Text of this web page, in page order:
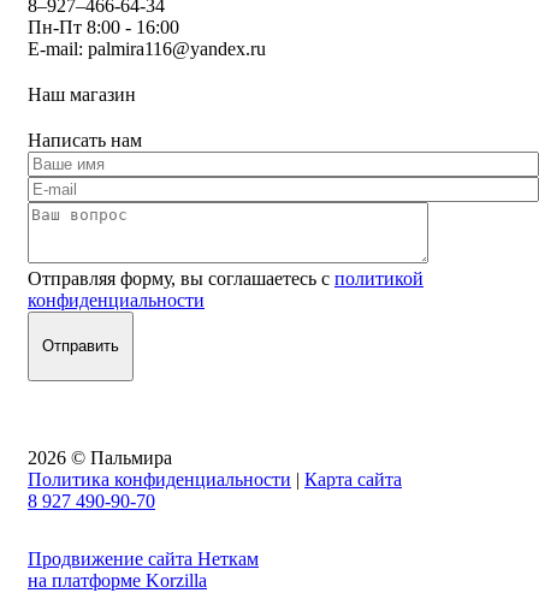
8–927–466-64-34
Пн-Пт 8:00 - 16:00
E-mail: palmira116@yandex.ru
Наш магазин
Написать нам
Отправляя форму, вы соглашаетесь с политикой
конфиденциальности
2026 © Пальмира
Политика конфиденциальности | Карта сайта
8 927 490-90-70
Продвижение сайта Неткам
на платформе Korzilla